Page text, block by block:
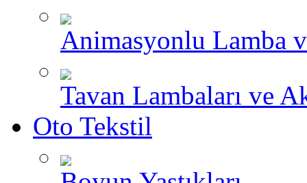
Animasyonlu Lamba
Tavan Lambaları ve
Oto Tekstil